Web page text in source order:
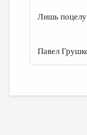
и не
Лишь
Павел